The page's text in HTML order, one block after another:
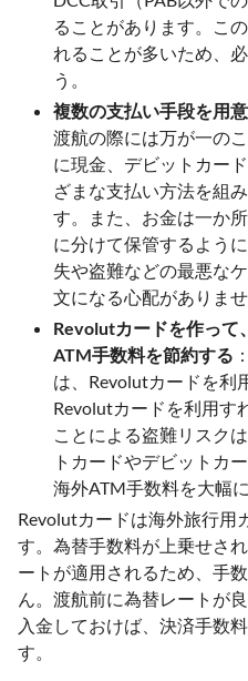
ることがあります。こ
れることが多いため、
う。
複数の支払い手段を用
渡航の際には万が一の
に現金、デビットカー
ざまな支払い方法を組
す。また、お金は一か
に分けて保管するよう
失や盗難などの最悪な
文になる心配がありませ
Revolutカードを作って
ATM手数料を節約する
は、Revolutカードを利
Revolutカードを利用す
ことによる盗難リスク
トカードやデビットカ
海外ATM手数料を大幅
Revolutカードは海外旅行用
す。為替手数料が上乗せさ
ートが適用されるため、手
ん。渡航前に為替レートが
入金しておけば、決済手数
す。